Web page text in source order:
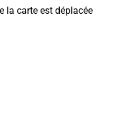
la carte est déplacée